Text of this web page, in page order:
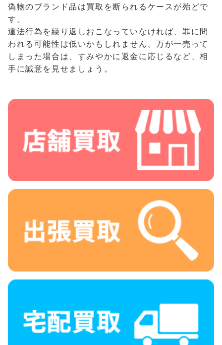
偽物のブランド品は買取を断られるケースが殆どで
す。
違法行為を繰り返しおこなっていなければ、罪に問
われる可能性は低いかもしれません。万が一売って
しまった場合は、すみやかに返金に応じるなど、相
手に誠意を見せましょう。